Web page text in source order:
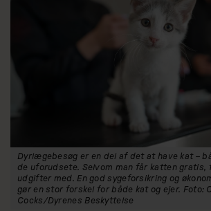
Dyrlægebesøg er en del af det at have kat –
de uforudsete. Selvom man får katten gratis,
udgifter med. En god sygeforsikring og
gør en stor forskel for både kat og ejer. Foto:
Cocks/Dyrenes Beskyttelse